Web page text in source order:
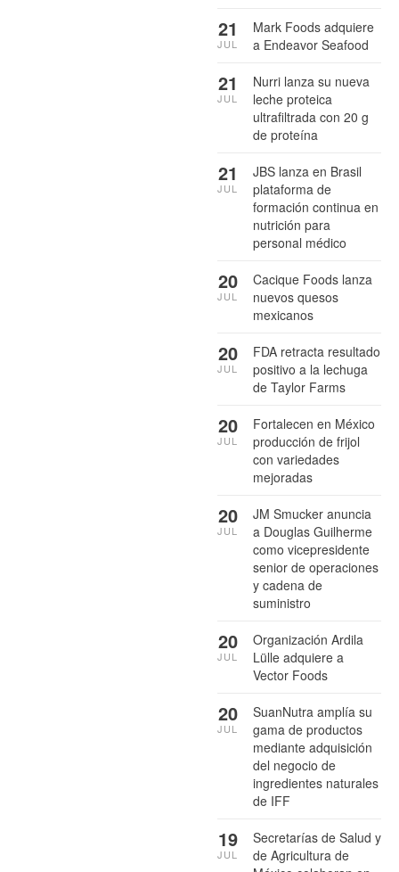
Mark Foods adquiere
a Endeavor Seafood
21
JUL
Nurri lanza su nueva
leche proteica
ultrafiltrada con 20 g
de proteína
21
JUL
JBS lanza en Brasil
plataforma de
formación continua en
nutrición para
personal médico
21
JUL
Cacique Foods lanza
nuevos quesos
mexicanos
20
JUL
FDA retracta resultado
positivo a la lechuga
de Taylor Farms
20
JUL
Fortalecen en México
producción de frijol
con variedades
mejoradas
20
JUL
JM Smucker anuncia
a Douglas Guilherme
como vicepresidente
senior de operaciones
y cadena de
suministro
20
JUL
Organización Ardila
Lülle adquiere a
Vector Foods
20
JUL
SuanNutra amplía su
gama de productos
mediante adquisición
del negocio de
ingredientes naturales
de IFF
20
JUL
Secretarías de Salud y
de Agricultura de
19
JUL